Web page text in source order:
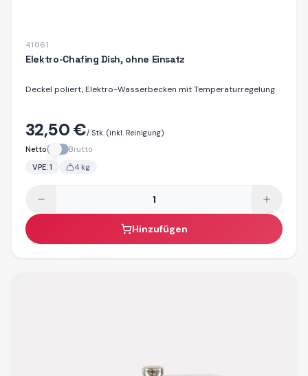
41061
Elektro-Chafing Dish, ohne Einsatz
Deckel poliert, Elektro-Wasserbecken mit Temperaturregelung
32,50 €/ Stk. (inkl. Reinigung)
Netto
Brutto
VPE: 1 4 kg
Hinzufügen